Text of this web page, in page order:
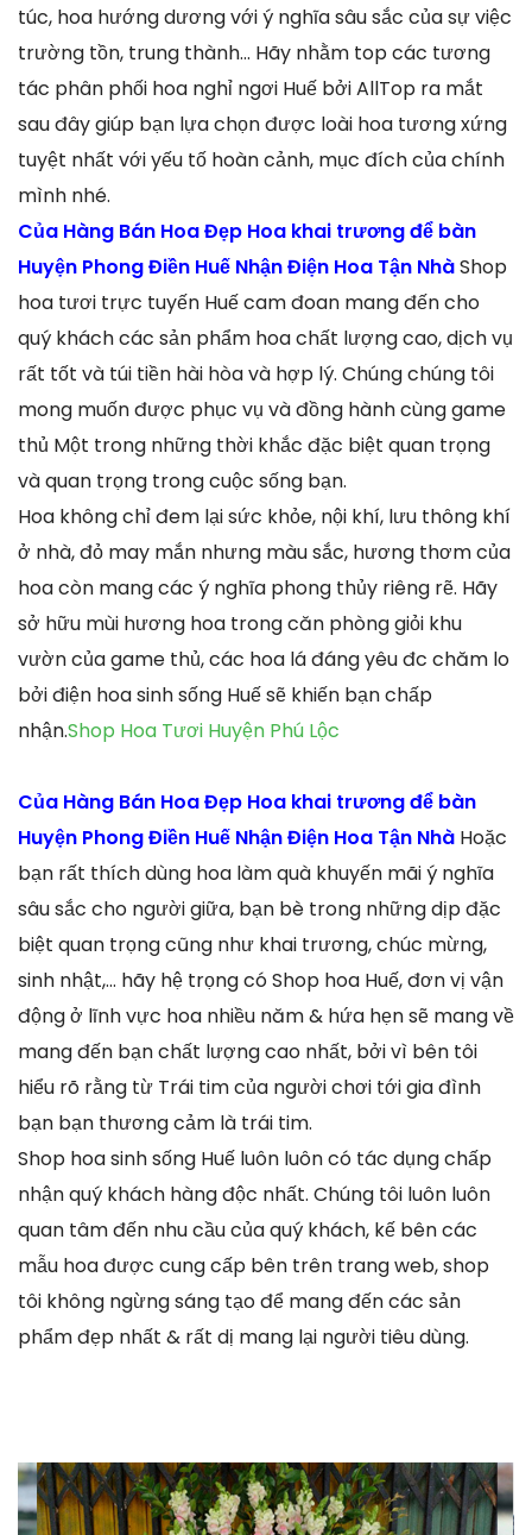
túc, hoa hướng dương với ý nghĩa sâu sắc của sự việc
trường tồn, trung thành… Hãy nhằm top các tương
tác phân phối hoa nghỉ ngơi Huế bởi AllTop ra mắt
sau đây giúp bạn lựa chọn được loài hoa tương xứng
tuyệt nhất với yếu tố hoàn cảnh, mục đích của chính
mình nhé.
Của Hàng Bán Hoa Đẹp Hoa khai trương để bàn
Huyện Phong Điền Huế Nhận Điện Hoa Tận NhàShop
hoa tươi trực tuyến Huế cam đoan mang đến cho
quý khách các sản phẩm hoa chất lượng cao, dịch vụ
rất tốt và túi tiền hài hòa và hợp lý. Chúng chúng tôi
mong muốn được phục vụ và đồng hành cùng game
thủ Một trong những thời khắc đặc biệt quan trọng
và quan trọng trong cuộc sống bạn.
Hoa không chỉ đem lại sức khỏe, nội khí, lưu thông khí
ở nhà, đỏ may mắn nhưng màu sắc, hương thơm của
hoa còn mang các ý nghĩa phong thủy riêng rẽ. Hãy
sở hữu mùi hương hoa trong căn phòng giỏi khu
vườn của game thủ, các hoa lá đáng yêu đc chăm lo
bởi điện hoa sinh sống Huế sẽ khiến bạn chấp
nhận.Shop Hoa Tươi Huyện Phú Lộc
Của Hàng Bán Hoa Đẹp Hoa khai trương để bàn
Huyện Phong Điền Huế Nhận Điện Hoa Tận Nhà Hoặc
bạn rất thích dùng hoa làm quà khuyến mãi ý nghĩa
sâu sắc cho người giữa, bạn bè trong những dịp đặc
biệt quan trọng cũng như khai trương, chúc mừng,
sinh nhật,… hãy hệ trọng có Shop hoa Huế, đơn vị vận
động ở lĩnh vực hoa nhiều năm & hứa hẹn sẽ mang về
mang đến bạn chất lượng cao nhất, bởi vì bên tôi
hiểu rõ rằng từ Trái tim của người chơi tới gia đình
bạn bạn thương cảm là trái tim.
Shop hoa sinh sống Huế luôn luôn có tác dụng chấp
nhận quý khách hàng độc nhất. Chúng tôi luôn luôn
quan tâm đến nhu cầu của quý khách, kế bên các
mẫu hoa được cung cấp bên trên trang web, shop
tôi không ngừng sáng tạo để mang đến các sản
phẩm đẹp nhất & rất dị mang lại người tiêu dùng.